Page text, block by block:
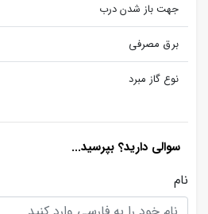
جهت باز شدن درب
برق مصرفی
نوع گاز مبرد
سوالی دارید؟ بپرسید...
نام